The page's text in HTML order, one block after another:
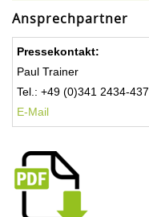
Ansprechpartner
Pressekontakt:
Paul Trainer
Tel.: +49 (0)341 2434-437
E-Mail